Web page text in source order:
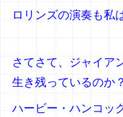
ロリンズの演奏も私
さてさて、ジャイア
生き残っているのか？
ハービー・ハンコッ